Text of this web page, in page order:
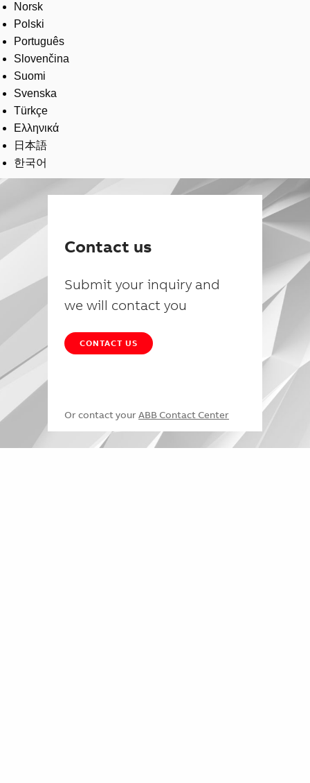
Norsk
Polski
Português
Slovenčina
Suomi
Svenska
Türkçe
Ελληνικά
日本語
한국어
Contact us
Submit your inquiry and
we will contact you
CONTACT US
Or contact your ABB Contact Center